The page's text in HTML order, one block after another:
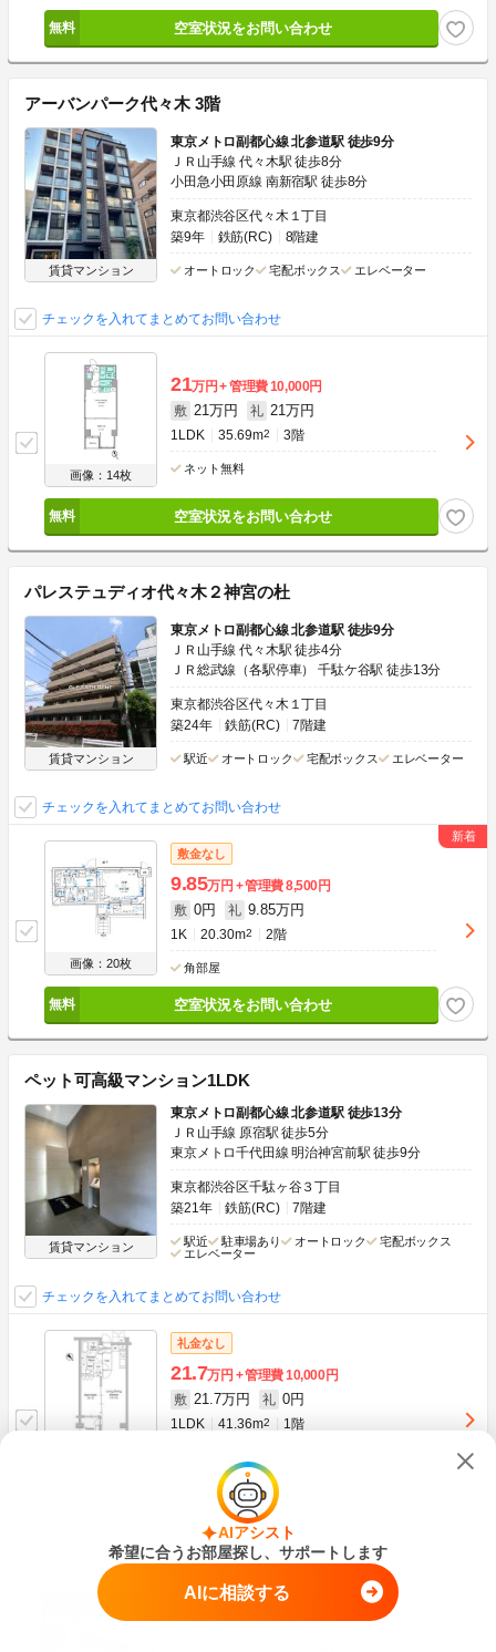
空室状況をお問い合わせ
アーバンパーク代々木 3階
賃貸マンション
東京メトロ副都心線 北参道駅 徒歩9分
ＪＲ山手線 代々木駅 徒歩8分
小田急小田原線 南新宿駅 徒歩8分
東京都渋谷区代々木１丁目
築9年
鉄筋(RC) 8階建
オートロック 宅配ボックス エレベーター
チェックを入れてまとめてお問い合わせ
画像：14枚
21万円 管理費10,000円
敷 21万円 礼 21万円
1LDK 35.69m2 3階
ネット無料
空室状況をお問い合わせ
パレステュディオ代々木２神宮の杜
賃貸マンション
東京メトロ副都心線 北参道駅 徒歩9分
ＪＲ山手線 代々木駅 徒歩4分
ＪＲ総武線（各駅停車） 千駄ケ谷駅 徒歩13分
東京都渋谷区代々木１丁目
築24年
鉄筋(RC) 7階建
駅近 オートロック 宅配ボックス エレベーター
チェックを入れてまとめてお問い合わせ
画像：20枚
敷金なし
9.85万円 管理費8,500円
敷 0円 礼 9.85万円
1K 20.30m2 2階
角部屋
空室状況をお問い合わせ
ペット可高級マンション1LDK
賃貸マンション
東京メトロ副都心線 北参道駅 徒歩13分
ＪＲ山手線 原宿駅 徒歩5分
東京メトロ千代田線 明治神宮前駅 徒歩9分
東京都渋谷区千駄ヶ谷３丁目
築21年
鉄筋(RC) 7階建
駅近 駐車場あり オートロック
宅配ボックス
エレベーター
チェックを入れてまとめてお問い合わせ
礼金なし
21.7万円 管理費10,000円
敷 21.7万円 礼 0円
1LDK 41.36m2 1階
空室状況をお問い合わせ
ＣＯハイツ
東京メトロ副都心線 北参道駅 徒歩2分
AIアシスト
希望に合うお部屋探し、サポートします
AIに相談する